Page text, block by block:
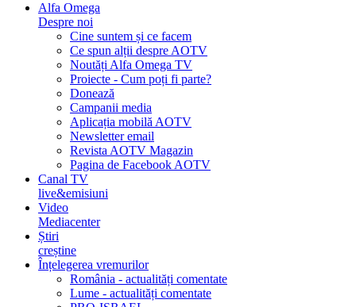
Alfa Omega
Despre noi
Cine suntem și ce facem
Ce spun alții despre AOTV
Noutăți Alfa Omega TV
Proiecte - Cum poți fi parte?
Donează
Campanii media
Aplicația mobilă AOTV
Newsletter email
Revista AOTV Magazin
Pagina de Facebook AOTV
Canal TV
live&emisiuni
Video
Mediacenter
Știri
creștine
Înțelegerea vremurilor
România - actualități comentate
Lume - actualități comentate